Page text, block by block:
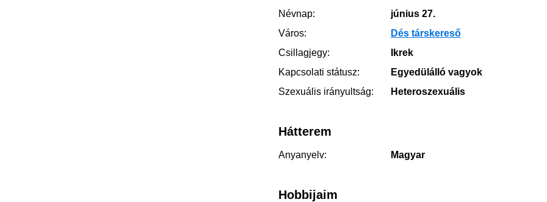
Névnap:
június 27.
Város:
Dés társkereső
Csillagjegy:
Ikrek
Kapcsolati státusz:
Egyedülálló vagyok
Szexuális irányultság:
Heteroszexuális
Hátterem
Anyanyelv: Magyar
Hobbijaim